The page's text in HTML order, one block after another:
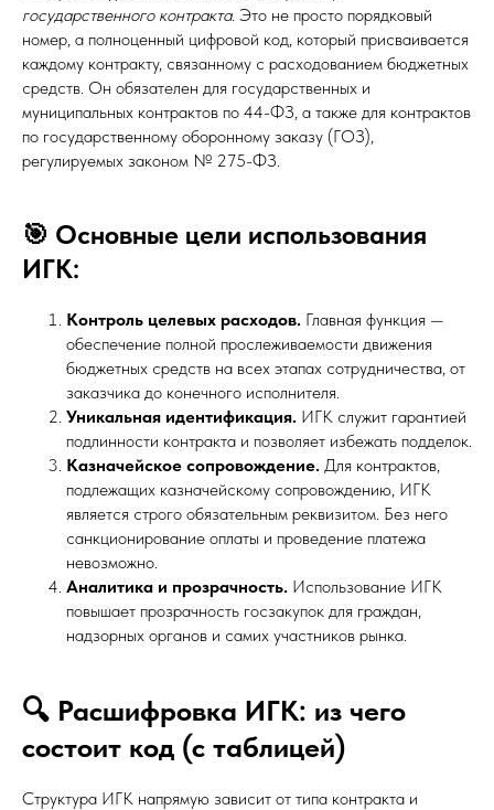
государственного контракта. Это не просто порядковый
номер, а полноценный цифровой код, который присваивается
каждому контракту, связанному с расходованием бюджетных
средств. Он обязателен для государственных и
муниципальных контрактов по 44-ФЗ, а также для контрактов
по государственному оборонному заказу (ГОЗ),
регулируемых законом № 275-ФЗ.
🎯 Основные цели использования
ИГК:
Контроль целевых расходов. Главная функция —
обеспечение полной прослеживаемости движения
бюджетных средств на всех этапах сотрудничества, от
заказчика до конечного исполнителя.
Уникальная идентификация. ИГК служит гарантией
подлинности контракта и позволяет избежать подделок.
Казначейское сопровождение. Для контрактов,
подлежащих казначейскому сопровождению, ИГК
является строго обязательным реквизитом. Без него
санкционирование оплаты и проведение платежа
невозможно.
Аналитика и прозрачность. Использование ИГК
повышает прозрачность госзакупок для граждан,
надзорных органов и самих участников рынка.
🔍 Расшифровка ИГК: из чего
состоит код (с таблицей)
Структура ИГК напрямую зависит от типа контракта и